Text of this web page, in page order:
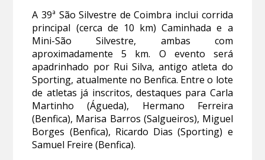
A 39ª São Silvestre de Coimbra inclui corrida
principal (cerca de 10 km) Caminhada e a
Mini-São Silvestre, ambas com
aproximadamente 5 km. O evento será
apadrinhado por Rui Silva, antigo atleta do
Sporting, atualmente no Benfica. Entre o lote
de atletas já inscritos, destaques para Carla
Martinho (Águeda), Hermano Ferreira
(Benfica), Marisa Barros (Salgueiros), Miguel
Borges (Benfica), Ricardo Dias (Sporting) e
Samuel Freire (Benfica).